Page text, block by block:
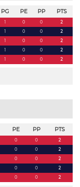
PG PE PP PTS
1 0 0
2
1 0 0
2
1 0 0
2
1 0 0
2
1 0 0 2
PE PP PTS
0 0
2
0 0
2
0 0
2
0 0
2
0 0 2